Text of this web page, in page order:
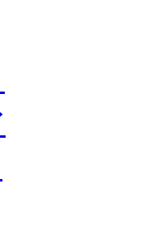
ビスについて
ーグ2026/27シーズン試
3リーグ 2026/27シーズン「
ティ
店舗）